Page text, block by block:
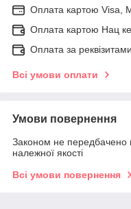
Оплата картою Visa,
Оплата картою Нац
Оплата за
Всі умови оплати
Умови повернення
Законом не передбачено
належної якості
Всі умови повернення